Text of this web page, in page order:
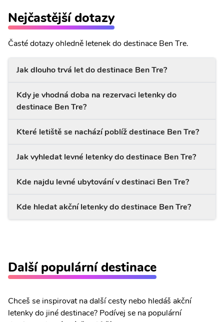
Nejčastější dotazy
Časté dotazy ohledně letenek do destinace Ben Tre.
Jak dlouho trvá let do destinace Ben Tre?
Kdy je vhodná doba na rezervaci letenky do
destinace Ben Tre?
Které letiště se nachází poblíž destinace Ben Tre?
Jak vyhledat levné letenky do destinace Ben Tre?
Kde najdu levné ubytování v destinaci Ben Tre?
Kde hledat akční letenky do destinace Ben Tre?
Další populární destinace
Chceš se inspirovat na další cesty nebo hledáš akční
letenky do jiné destinace? Podívej se na populární